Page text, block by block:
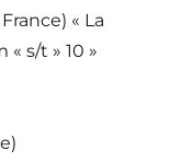
« La
s/t » 10 »